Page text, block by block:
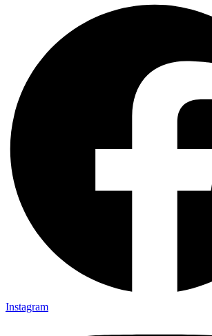
Instagram